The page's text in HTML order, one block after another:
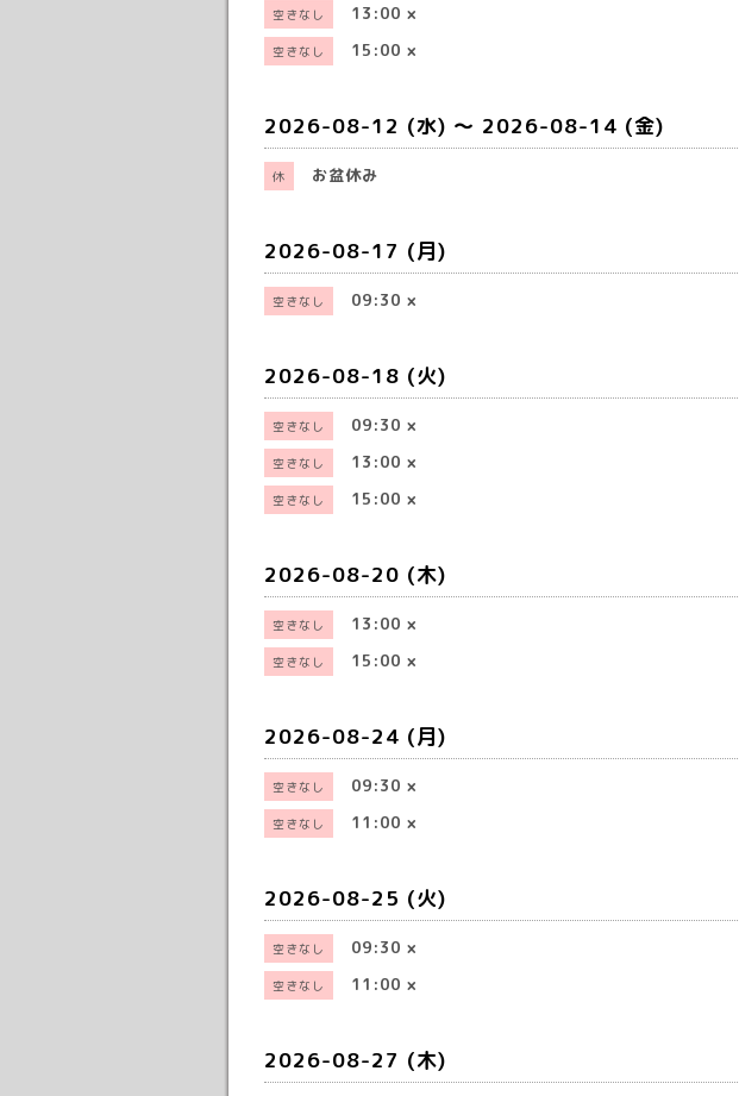
空きなし 13:00 ×
空きなし 15:00 ×
2026-08-12 (水) ～ 2026-08-14 (金)
休 お盆休み
2026-08-17 (月)
空きなし 09:30 ×
2026-08-18 (火)
空きなし 09:30 ×
空きなし 13:00 ×
空きなし 15:00 ×
2026-08-20 (木)
空きなし 13:00 ×
空きなし 15:00 ×
2026-08-24 (月)
空きなし 09:30 ×
空きなし 11:00 ×
2026-08-25 (火)
空きなし 09:30 ×
空きなし 11:00 ×
2026-08-27 (木)